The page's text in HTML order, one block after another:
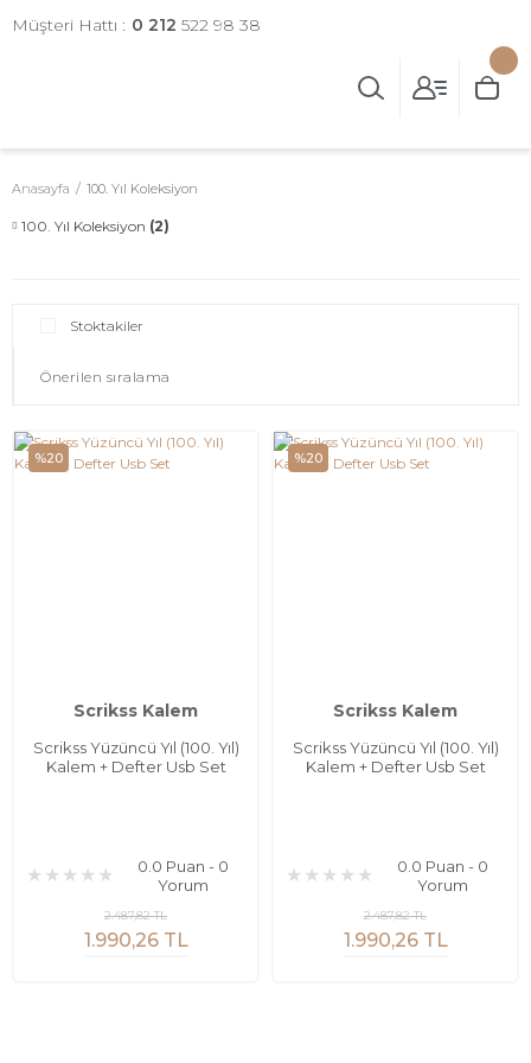
Müşteri Hattı : 0 212 522 98 38
Anasayfa 100. Yıl Koleksiyon
100. Yıl Koleksiyon (2)
Stoktakiler
%20
Scrikss Kalem
Scrikss Yüzüncü Yıl (100. Yıl)
Kalem + Defter Usb Set
0.0 Puan - 0
Yorum
1.990,26 TL
2.487,82 TL
%20
Scrikss Kalem
Scrikss Yüzüncü Yıl (100. Yıl)
Kalem + Defter Usb Set
0.0 Puan - 0
Yorum
1.990,26 TL
2.487,82 TL